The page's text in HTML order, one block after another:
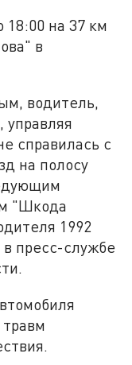
на 37 км
в
водитель,
справилась с
на полосу
"Шкода
1992
пресс-службе